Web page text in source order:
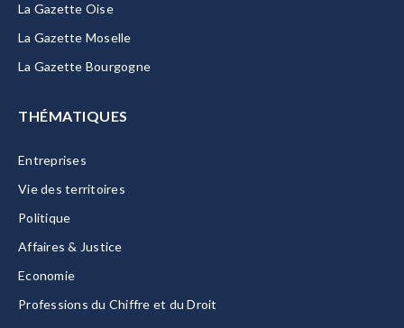
La Gazette Oise
La Gazette Moselle
La Gazette Bourgogne
THÉMATIQUES
Entreprises
Vie des territoires
Politique
Affaires & Justice
Economie
Professions du Chiffre et du Droit